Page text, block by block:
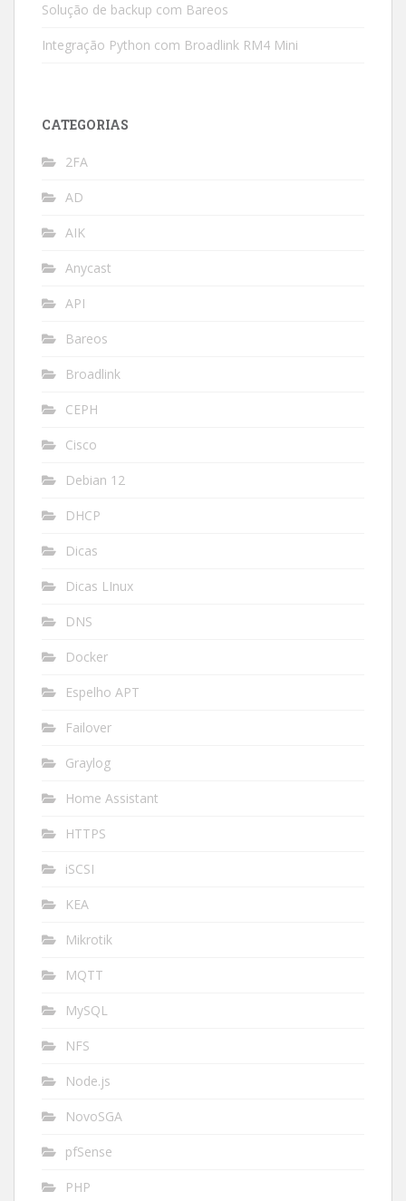
Solução de backup com Bareos
Integração Python com Broadlink RM4 Mini
CATEGORIAS
2FA
AD
AIK
Anycast
API
Bareos
Broadlink
CEPH
Cisco
Debian 12
DHCP
Dicas
Dicas LInux
DNS
Docker
Espelho APT
Failover
Graylog
Home Assistant
HTTPS
iSCSI
KEA
Mikrotik
MQTT
MySQL
NFS
Node.js
NovoSGA
pfSense
PHP